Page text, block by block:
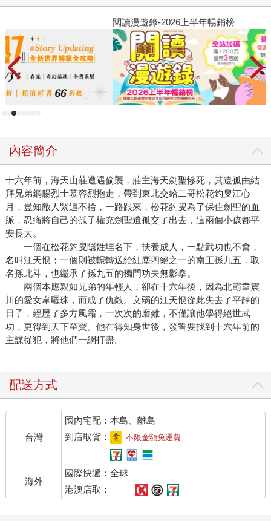
閱讀漫遊錄-2026上半年暢銷榜
內容簡介
十六年前，海天山莊遭遇偷襲，莊主海天劍聖慘死，其遺孤由結
拜兄弟鋼腸烈士慕容烈抱走，帶到東北交給二哥松花釣叟江心
月，豈知敵人緊追不捨，一路跟來，松花釣叟為了保住劍聖的血
脈，忍痛將自己的孤子權充劍聖遺孤交了出去，這兩個小孩都平
安長大。
一個在松花釣叟隱姓埋名下，扶養成人，一點武功也不會，
名叫江天恨；一個則被輾轉送給紅塵四絕之一的南王孫九五，取
名孫北斗，也繼承了孫九五的獨門功夫無影拳。
兩個本應親如兄弟的年輕人，卻在十六年後，因為北霸韋震
川的愛女韋驪珠，而成了仇敵。文弱的江天恨從此失去了平靜的
日子，經歷了多方風霜，一次次的磨難，不僅讓他學得絕世武
功，更得到天下至寶。他在得知身世後，發誓要找到十六年前的
主謀從犯，將他們一網打盡。
配送方式
台灣
國內宅配：本島、離島
到店取貨：
不限金額免運費
海外
國際快遞：全球
港澳店取：